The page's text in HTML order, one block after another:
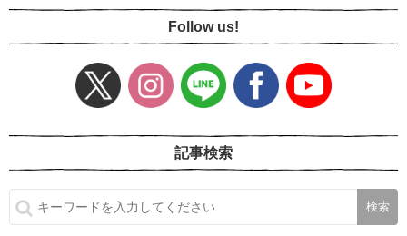
Follow us!
記事検索